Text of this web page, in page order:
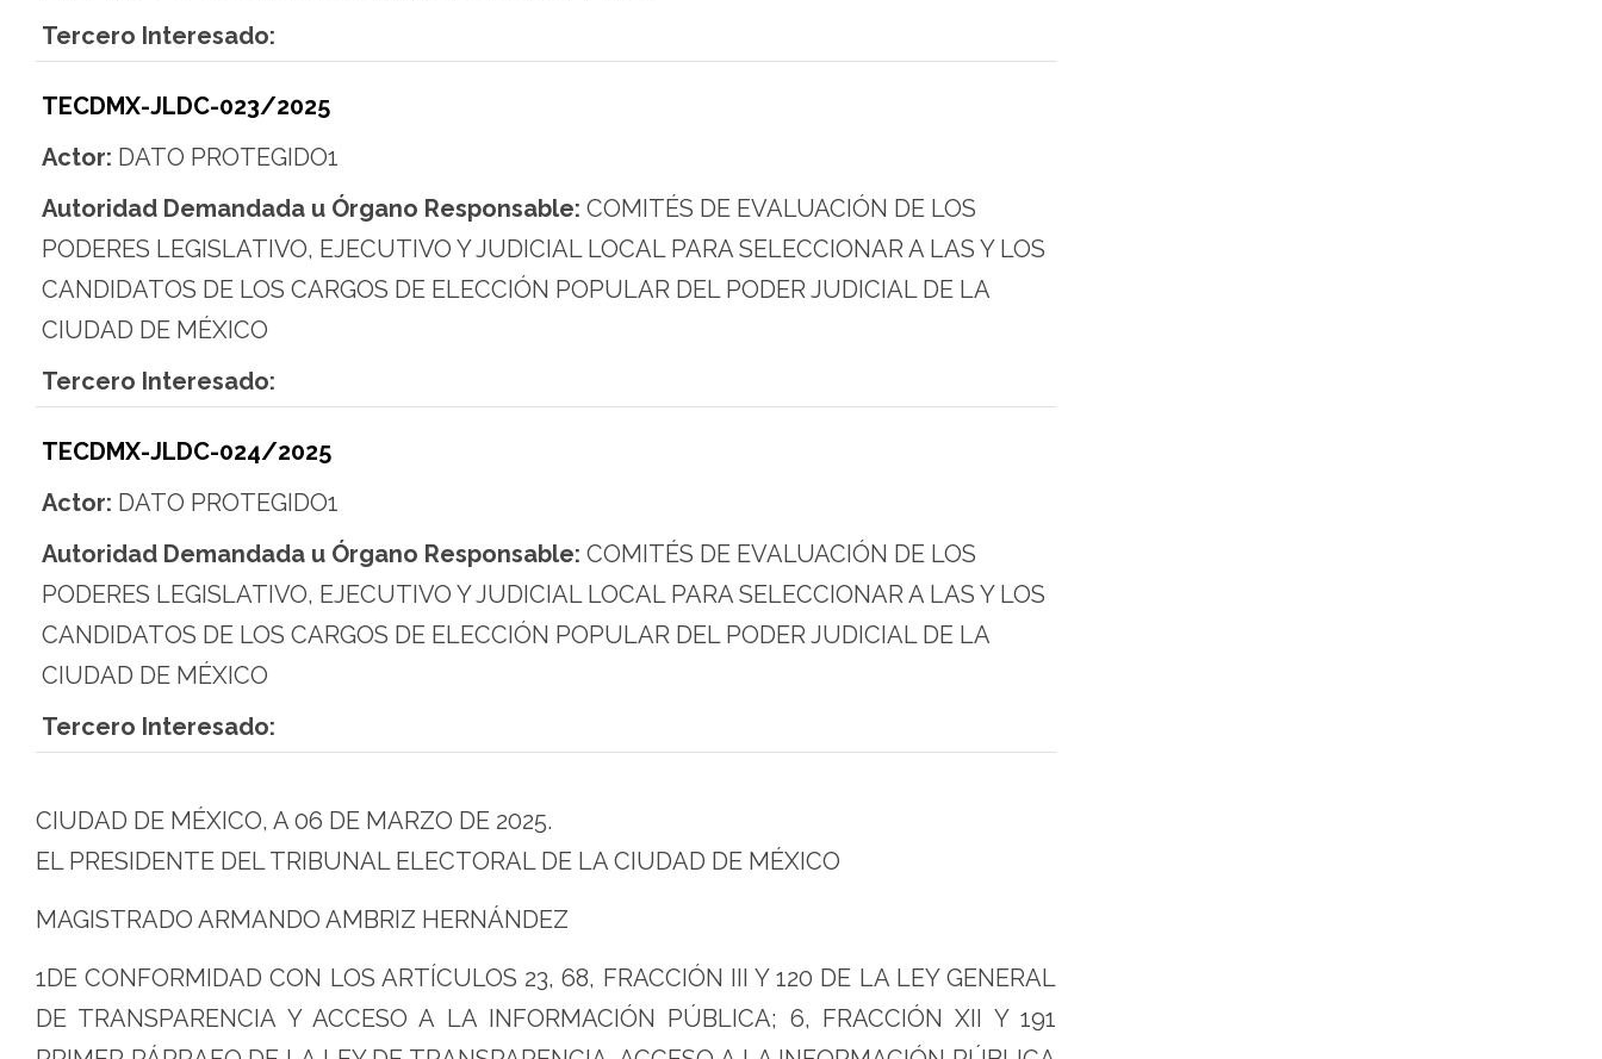
Tercero Interesado:
TECDMX-JLDC-023/2025
Actor: DATO PROTEGIDO1
Autoridad Demandada u Órgano Responsable: COMITÉS DE EVALUACIÓN DE LOS
PODERES LEGISLATIVO, EJECUTIVO Y JUDICIAL LOCAL PARA SELECCIONAR A LAS Y LOS
CANDIDATOS DE LOS CARGOS DE ELECCIÓN POPULAR DEL PODER JUDICIAL DE LA
CIUDAD DE MÉXICO
Tercero Interesado:
TECDMX-JLDC-024/2025
Actor: DATO PROTEGIDO1
Autoridad Demandada u Órgano Responsable: COMITÉS DE EVALUACIÓN DE LOS
PODERES LEGISLATIVO, EJECUTIVO Y JUDICIAL LOCAL PARA SELECCIONAR A LAS Y LOS
CANDIDATOS DE LOS CARGOS DE ELECCIÓN POPULAR DEL PODER JUDICIAL DE LA
CIUDAD DE MÉXICO
Tercero Interesado:
CIUDAD DE MÉXICO, A 06 DE MARZO DE 2025.
EL PRESIDENTE DEL TRIBUNAL ELECTORAL DE LA CIUDAD DE MÉXICO
MAGISTRADO ARMANDO AMBRIZ HERNÁNDEZ
1DE CONFORMIDAD CON LOS ARTÍCULOS 23, 68, FRACCIÓN III Y 120 DE LA LEY GENERAL
DE TRANSPARENCIA Y ACCESO A LA INFORMACIÓN PÚBLICA; 6, FRACCIÓN XII Y 191